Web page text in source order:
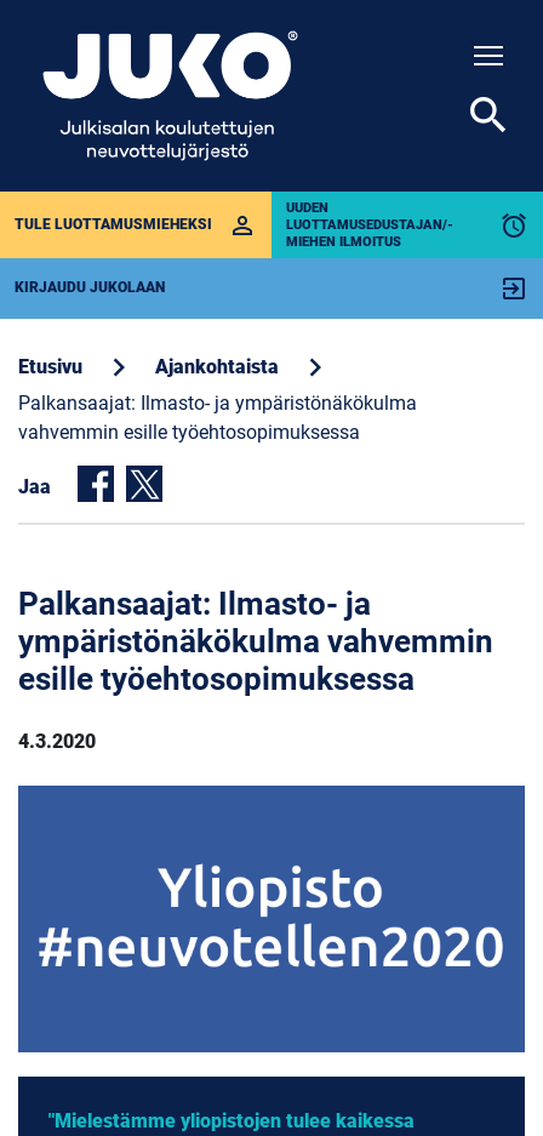
TULE LUOTTAMUSMIEHEKSI perm_identity
UUDEN
LUOTTAMUSEDUSTAJAN/-
MIEHEN ILMOITUS
alarm
KIRJAUDU JUKOLAAN exit_to_app
search
Etusivu chevron_right Ajankohtaista chevron_right
Palkansaajat: Ilmasto- ja ympäristönäkökulma
vahvemmin esille työehtosopimuksessa
Jaa
Palkansaajat: Ilmasto- ja
ympäristönäkökulma vahvemmin
esille työehtosopimuksessa
4.3.2020
"Mielestämme yliopistojen tulee kaikessa